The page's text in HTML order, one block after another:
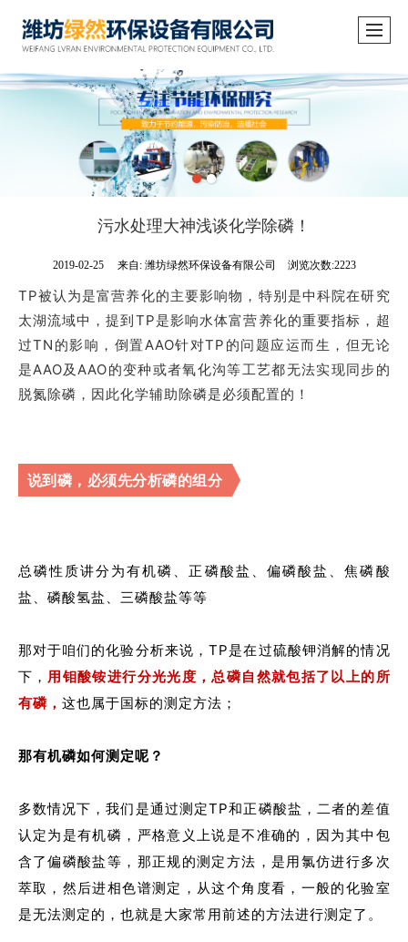
污水处理大神浅谈化学除磷！
2019-02-25 来自: 潍坊绿然环保设备有限公司 浏览次数:2223
TP被认为是富营养化的主要影响物，特别是中科院在研究
太湖流域中，提到TP是影响水体富营养化的重要指标，超
过TN的影响，倒置AAO针对TP的问题应运而生，但无论
是AAO及AAO的变种或者氧化沟等工艺都无法实现同步的
脱氮除磷，因此化学辅助除磷是必须配置的！
说到磷，必须先分析磷的组分
总磷性质讲分为有机磷、正磷酸盐、偏磷酸盐、焦磷酸
盐、磷酸氢盐、三磷酸盐等等
那对于咱们的化验分析来说，TP是在过硫酸钾消解的情况
下， 用钼酸铵进行分光光度，总磷自然就包括了以上的所
有磷， 这也属于国标的测定方法；
那有机磷如何测定呢？
多数情况下，我们是通过测定TP和正磷酸盐，二者的差值
认定为是有机磷，严格意义上说是不准确的，因为其中包
含了偏磷酸盐等，那正规的测定方法，是用氯仿进行多次
萃取，然后进相色谱测定，从这个角度看，一般的化验室
是无法测定的，也就是大家常用前述的方法进行测定了。